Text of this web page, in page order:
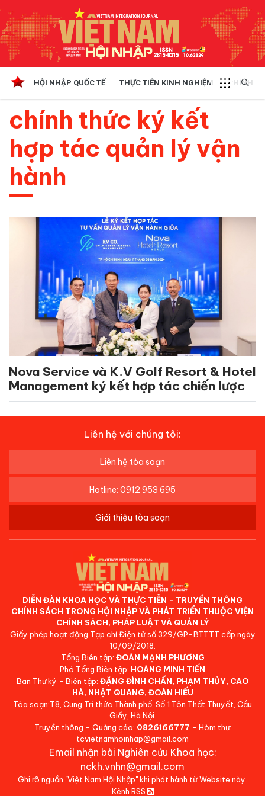
HỘI NHẬP QUỐC TẾ THỰC TIỄN KINH NGHIỆM CHÍNH
chính thức ký kết
hợp tác quản lý vận
hành
Nova Service và K.V Golf Resort & Hotel
Management ký kết hợp tác chiến lược
Liên hệ với chúng tôi:
Liên hệ tòa soạn
Hotline: 0912 953 695
Giới thiệu tòa soạn
DIỄN ĐÀN KHOA HỌC VÀ THỰC TIỄN - TRUYỀN THÔNG
CHÍNH SÁCH TRONG HỘI NHẬP VÀ PHÁT TRIỂN THUỘC VIỆN
CHÍNH SÁCH, PHÁP LUẬT VÀ QUẢN LÝ
Giấy phép hoạt động Tạp chí Điện tử số 329/GP-BTTTT cấp ngày
10/09/2018.
Tổng Biên tập: ĐOÀN MẠNH PHƯƠNG
Phó Tổng Biên tập: HOÀNG MINH TIẾN
Ban Thư ký - Biên tập: ĐẶNG ĐÌNH CHẤN, PHẠM THỦY, CAO
HÀ, NHẬT QUANG, ĐOÀN HIẾU
Tòa soạn:T8, Cung Trí thức Thành phố, Số 1 Tôn Thất Thuyết, Cầu
Giấy, Hà Nội.
Truyền thông - Quảng cáo: 0826166777 - Hòm thư:
tcvietnamhoinhap@gmail.com
Email nhận bài Nghiên cứu Khoa học:
nckh.vnhn@gmail.com
Ghi rõ nguồn "Việt Nam Hội Nhập" khi phát hành từ Website này.
Kênh RSS